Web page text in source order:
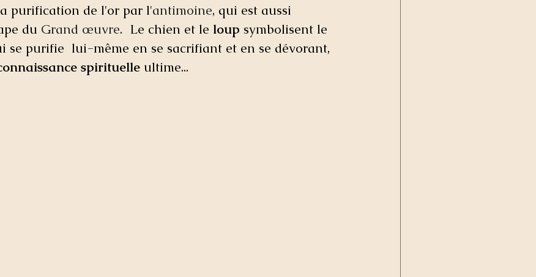
purification de l'or par l'antimoine, qui est aussi
du Grand œuvre.  Le chien et le loup symbolisent le
se purifie  lui-même en se sacrifiant et en se dévorant,
spirituelle ultime...